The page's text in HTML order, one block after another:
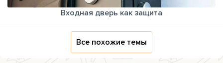
Входная дверь как защита
Все похожие темы